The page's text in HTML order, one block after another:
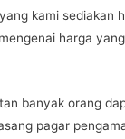
kami sediakan
harga
banyak orang
pagar